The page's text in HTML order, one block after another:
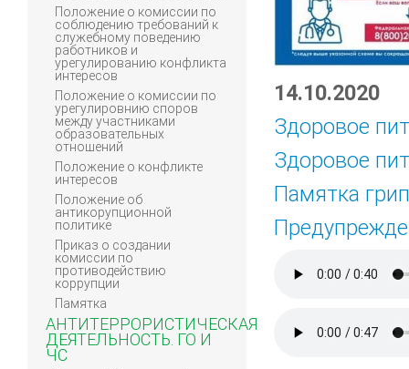
Положение о комиссии по
соблюдению требований к
служебному поведению
работников и
урегулированию конфликта
интересов
Положение о комиссии по
урегулировнию споров
между участниками
образовательных
отношений
Положение о конфликте
интересов
Положение об
антикорупционной
политике
Приказ о создании
комиссии по
противодействию
коррупции
Памятка
АНТИТЕРРОРИСТИЧЕСКАЯ
ДЕЯТЕЛЬНОСТЬ. ГО И
ЧС
14.10.2020
Здоровое
Здоровое
Памятка